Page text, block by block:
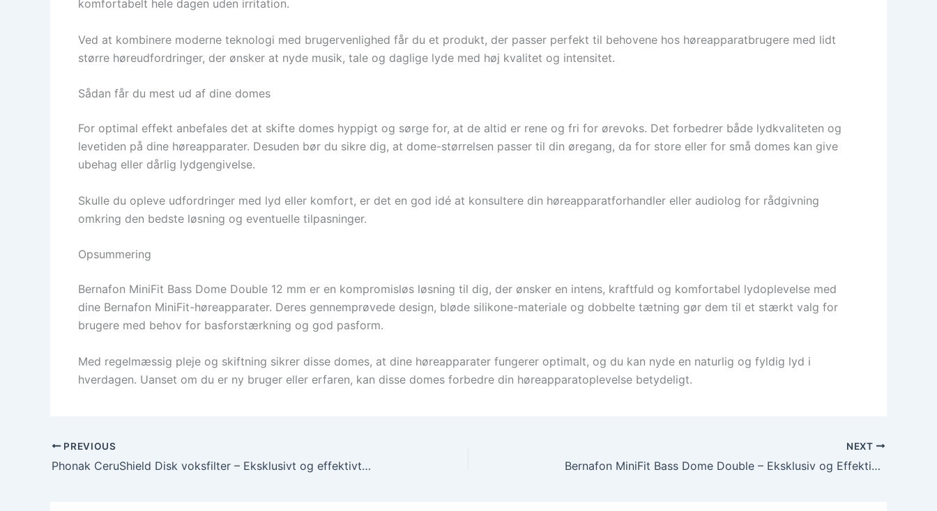
komfortabelt hele dagen uden irritation.
Ved at kombinere moderne teknologi med brugervenlighed får du et produkt, der passer perfekt til behovene hos høreapparatbrugere med lidt
større høreudfordringer, der ønsker at nyde musik, tale og daglige lyde med høj kvalitet og intensitet.
Sådan får du mest ud af dine domes
For optimal effekt anbefales det at skifte domes hyppigt og sørge for, at de altid er rene og fri for ørevoks. Det forbedrer både lydkvaliteten og
levetiden på dine høreapparater. Desuden bør du sikre dig, at dome-størrelsen passer til din øregang, da for store eller for små domes kan give
ubehag eller dårlig lydgengivelse.
Skulle du opleve udfordringer med lyd eller komfort, er det en god idé at konsultere din høreapparatforhandler eller audiolog for rådgivning
omkring den bedste løsning og eventuelle tilpasninger.
Opsummering
Bernafon MiniFit Bass Dome Double 12 mm er en kompromisløs løsning til dig, der ønsker en intens, kraftfuld og komfortabel lydoplevelse med
dine Bernafon MiniFit-høreapparater. Deres gennemprøvede design, bløde silikone-materiale og dobbelte tætning gør dem til et stærkt valg for
brugere med behov for basforstærkning og god pasform.
Med regelmæssig pleje og skiftning sikrer disse domes, at dine høreapparater fungerer optimalt, og du kan nyde en naturlig og fyldig lyd i
hverdagen. Uanset om du er ny bruger eller erfaren, kan disse domes forbedre din høreapparatoplevelse betydeligt.
PREVIOUS
Phonak CeruShield Disk voksfilter – Eksklusivt og effektivt beskyttelse
NEXT
Bernafon MiniFit Bass Dome Double – Eksklusiv og Effektiv lydoplevelse